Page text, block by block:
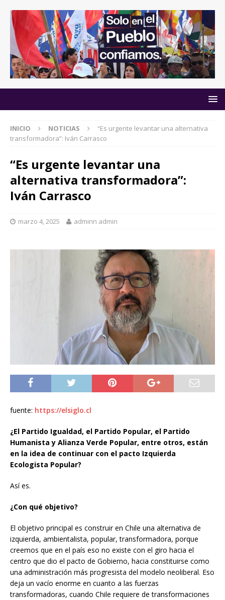
INICIO NOTICIAS
“Es urgente levantar una alternativa
transformadora”: Iván Carrasco
“Es urgente levantar una
alternativa transformadora”:
Iván Carrasco
marzo 4, 2025 adminn admin
fuente: https://elsiglo.cl
¿El Partido Igualdad, el Partido Popular, el Partido
Humanista y Alianza Verde Popular, entre otros, están
en la idea de continuar con el pacto Izquierda
Ecologista Popular?
Así es.
¿Con qué objetivo?
El objetivo principal es construir en Chile una alternativa de
izquierda, ambientalista, popular, transformadora, porque
creemos que en el país eso no existe con el giro hacia el
centro que dio el pacto de Gobierno, hacia constituirse como
una administración más progresista del modelo neoliberal. Eso
deja un vacío enorme en cuanto a las fuerzas
transformadoras, cuando Chile requiere de transformaciones